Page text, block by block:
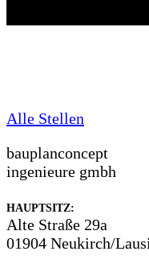
Alle Stellen
bauplanconcept
ingenieure gmbh
HAUPTSITZ:
Alte Straße 29a
01904 Neukirch/